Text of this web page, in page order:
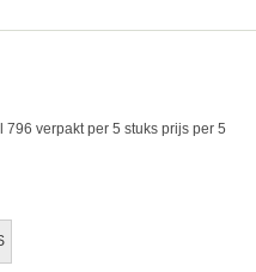
verpakt per 5 stuks prijs per 5